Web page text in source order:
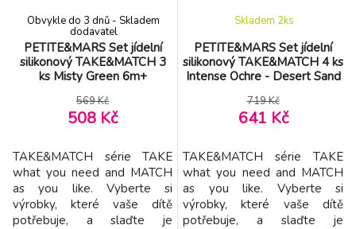
PETITE&MARS Set jídelní
silikonový TAKE&MATCH 3
ks Misty Green 6m+
Obvykle do 3 dnů - Skladem
dodavatel
569 Kč
508 Kč
TAKE&MATCH série TAKE
what you need and MATCH
as you like. Vyberte si
výrobky, které vaše dítě
potřebuje, a slaďte je
PETITE&MARS Set jídelní
silikonový TAKE&MATCH 4 ks
Intense Ochre - Desert Sand
Skladem 2ks
719 Kč
641 Kč
TAKE&MATCH série TAKE
what you need and MATCH
as you like. Vyberte si
výrobky, které vaše dítě
potřebuje, a slaďte je